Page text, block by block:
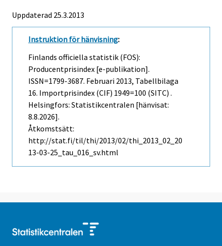
Uppdaterad 25.3.2013
Instruktion för hänvisning:
Finlands officiella statistik (FOS):
Producentprisindex [e-publikation].
ISSN=1799-3687. Februari 2013, Tabellbilaga
16. Importprisindex (CIF) 1949=100 (SITC) .
Helsingfors: Statistikcentralen [hänvisat:
8.8.2026].
Åtkomstsätt:
http://stat.fi/til/thi/2013/02/thi_2013_02_20
13-03-25_tau_016_sv.html